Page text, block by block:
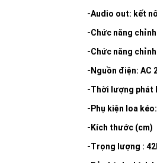
-Audio out: kết
-Chức năng
-Chức năng
-Nguồn điện: AC
-Thời lượng phát
-Phụ kiện loa
-Kích thước (cm)
-Trọng lượng :